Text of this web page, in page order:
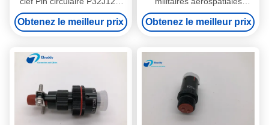
des cables connecteur 12
pour l'espace
Obtenez le meilleur prix
imperméabilisent la
couverture de preuve de la
poussière de XC14T2KH
Obtenez le meilleur prix